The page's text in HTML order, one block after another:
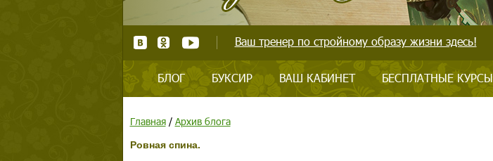
Ваш тренер по стройному образу жизни здесь!
БЛОГ БУКСИР ВАШ КАБИНЕТ БЕСПЛАТНЫЕ КУРСЫ
Главная/ Архив блога
Ровная спина.